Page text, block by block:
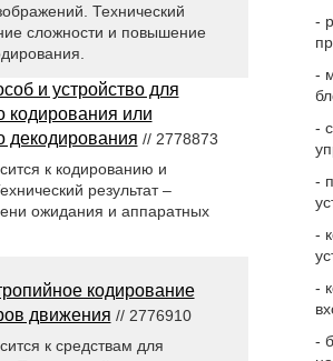
-
-
-
-
-
-
-
Технический
сложности и повышение
и устройство для
кодирования или
декодирования // 2778873
к кодированию и
результат –
ожидания и аппаратных
кодирование
движения // 2776910
к средствам для